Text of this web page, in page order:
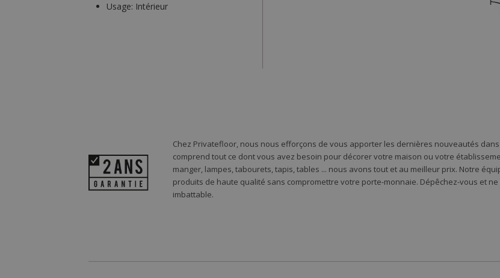
Usage: Intérieur
Chez Privatefloor, nous nous efforçons de vous apporter les dernières nouveautés
comprend tout ce dont vous avez besoin pour décorer votre maison ou votre
manger, lampes, tabourets, tapis, tables ... nous avons tout et au meilleur prix. Notre
produits de haute qualité sans compromettre votre porte-monnaie. Dépêchez-vous et
imbattable.